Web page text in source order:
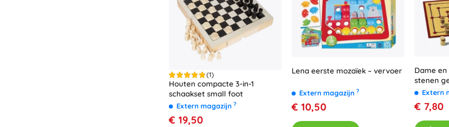
Uitrusting voor kinderen
Veiligheid
Voeden en borstvoeding
Kinderwagens
Elektronisch speelgoed
(1)
Houten compacte 3-in-1
schaakset small foot
Extern magazijn ?
€ 19,50
Lena eerste mozaïek – vervoer
Extern magazijn ?
€ 10,50
Dame
stenen
Extern
€ 7,80